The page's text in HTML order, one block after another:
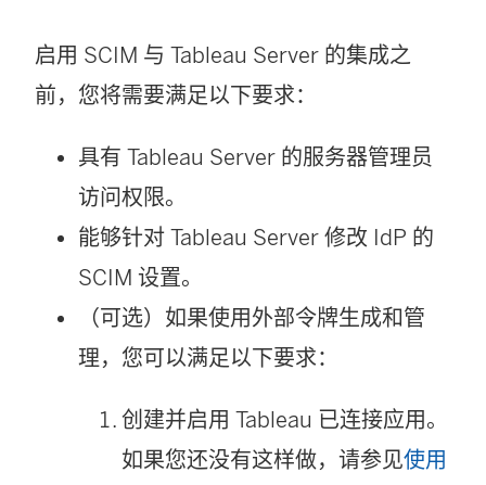
启用 SCIM 与 Tableau Server 的集成之
前，您将需要满足以下要求：
具有 Tableau Server 的服务器管理员
访问权限。
能够针对 Tableau Server 修改 IdP 的
SCIM 设置。
（可选）如果使用外部令牌生成和管
理，您可以满足以下要求：
创建并启用 Tableau 已连接应用。
如果您还没有这样做，请参见使用